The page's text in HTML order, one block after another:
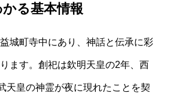
る基本情報
城町寺中にあり、神話と伝承に彩
ます。創祀は欽明天皇の2年、西
天皇の神霊が夜に現れたことを契